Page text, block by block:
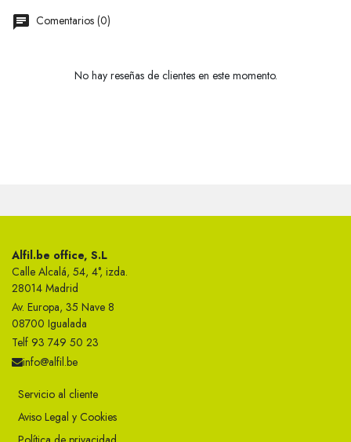
Comentarios (0)
No hay reseñas de clientes en este momento.
Alfil.be office, S.L
Calle Alcalá, 54, 4°, izda.
28014 Madrid
Av. Europa, 35 Nave 8
08700 Igualada
Telf 93 749 50 23
info@alfil.be
Servicio al cliente
Aviso Legal y Cookies